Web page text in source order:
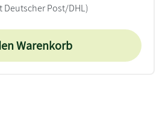
Deutscher Post/DHL)
Warenkorb